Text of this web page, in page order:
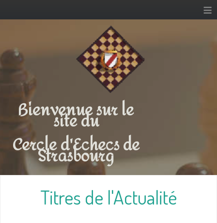
≡
Bienvenue sur le
site du
Cercle d'Echecs de
Strasbourg
Titres de l'Actualité